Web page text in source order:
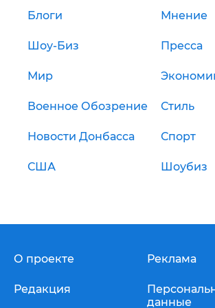
Блоги Мнение
Шоу-Биз Пресса
Мир
Военное Обозрение Стиль
Новости Донбасса Спорт
США Шоубиз
О проекте
Редакция
Реклама
данные